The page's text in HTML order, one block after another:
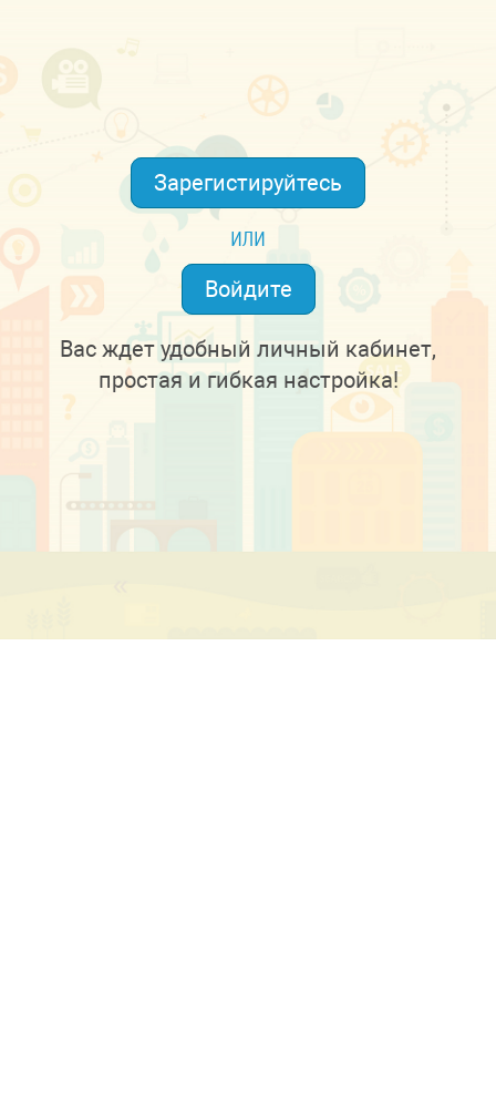
Зарегистируйтесь
или
Войдите
Вас ждет удобный личный кабинет,
простая и гибкая настройка!